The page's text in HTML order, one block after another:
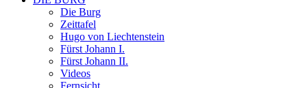
Die Burg
Zeittafel
Hugo von Liechtenstein
Fürst Johann I.
Fürst Johann II.
Videos
Fernsicht